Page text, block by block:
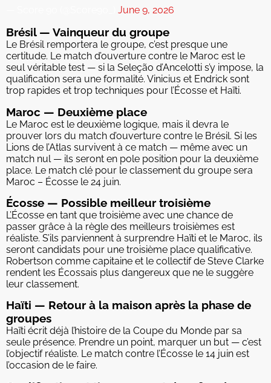
June 9, 2026
Brésil — Vainqueur du groupe
Le Brésil remportera le groupe, c’est presque une
certitude. Le match d’ouverture contre le Maroc est le
seul véritable test — si la Seleção d’Ancelotti s’y impose, la
qualification sera une formalité. Vinicius et Endrick sont
trop rapides et trop techniques pour l’Écosse et Haïti.
Maroc — Deuxième place
Le Maroc est le deuxième logique, mais il devra le
prouver lors du match d’ouverture contre le Brésil. Si les
Lions de l’Atlas survivent à ce match — même avec un
match nul — ils seront en pole position pour la deuxième
place. Le match clé pour le classement du groupe sera
Maroc – Écosse le 24 juin.
Écosse — Possible meilleur troisième
L’Écosse en tant que troisième avec une chance de
passer grâce à la règle des meilleurs troisièmes est
réaliste. S’ils parviennent à surprendre Haïti et le Maroc, ils
seront candidats pour une troisième place qualificative.
Robertson comme capitaine et le collectif de Steve Clarke
rendent les Écossais plus dangereux que ne le suggère
leur classement.
Haïti — Retour à la maison après la phase de
groupes
Haïti écrit déjà l’histoire de la Coupe du Monde par sa
seule présence. Prendre un point, marquer un but — c’est
l’objectif réaliste. Le match contre l’Écosse le 14 juin est
l’occasion de le faire.